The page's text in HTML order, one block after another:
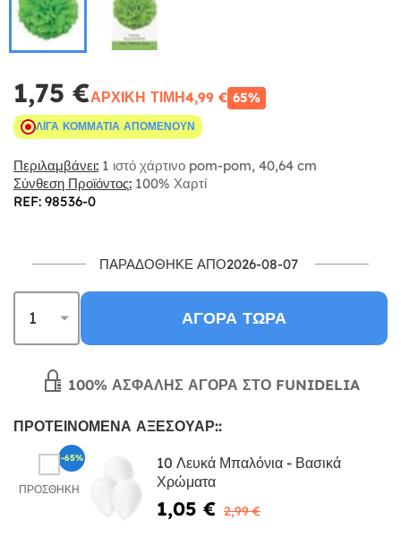
1,75 €ΑΡΧΙΚΉ ΤΙΜΉ4,99 € 65%
ΛΊΓΑ ΚΟΜΜΆΤΙΑ ΑΠΟΜΈΝΟΥΝ
Περιλαμβάνει: 1 ιστό χάρτινο pom-pom, 40,64 cm
Σύνθεση Προϊόντος: 100% Χαρτί
REF: 98536-0
ΠΑΡΑΔΌΘΗΚΕ ΑΠΌ2026-08-07
ΑΓΟΡΆ ΤΏΡΑ
100% ΑΣΦΑΛΉΣ ΑΓΟΡΆ ΣΤΟ FUNIDELIA
ΠΡΟΤΕΙΝΌΜΕΝΑ ΑΞΕΣΟΥΆΡ::
ΠΡΟΣΘΉΚΗ
10 Λευκά Μπαλόνια - Βασικά
Χρώματα
1,05 € 2,99 €
-65%